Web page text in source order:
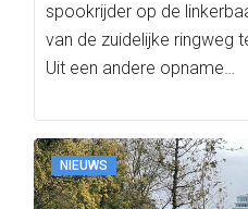
spookrijder op de
van de zuidelijke ringweg
Uit een andere opname…
NIEUWS